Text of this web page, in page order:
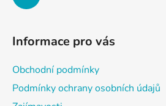
i
Informace pro vás
Obchodní podmínky
Podmínky ochrany osobních údajů